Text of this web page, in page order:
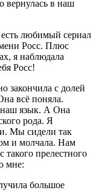
вернулась в наш
любимый сериал
Росс. Плюс
я наблюдала
Росс!
закончила с долей
всё поняла.
наш язык. А Она
рода. Я
Мы сидели так
и молчала. Нам
такого прелестного
мне:
большое